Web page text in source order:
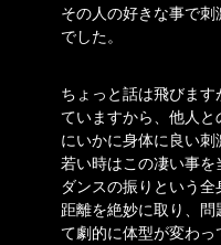
その人の好きな事で
でした。
ちょっと話は飛びま
ていますから、他人
にいかに身体に良い刺
若い時はこの凄い事を
ダンスの振りという
距離を絶妙に取り、
て劇的に体型が変わっ